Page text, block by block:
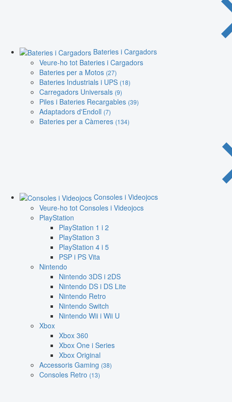
Bateries i Cargadors
Veure-ho tot Bateries i Cargadors
Bateries per a Motos (27)
Bateries Industrials i UPS (18)
Carregadors Universals (9)
Piles i Bateries Recargables (39)
Adaptadors d'Endoll (7)
Bateries per a Càmeres (134)
Consoles i Videojocs
Veure-ho tot Consoles i Videojocs
PlayStation
PlayStation 1 i 2
PlayStation 3
PlayStation 4 i 5
PSP i PS Vita
Nintendo
Nintendo 3DS i 2DS
Nintendo DS i DS Lite
Nintendo Retro
Nintendo Switch
Nintendo Wii i Wii U
Xbox
Xbox 360
Xbox One i Series
Xbox Original
Accessoris Gaming (38)
Consoles Retro (13)